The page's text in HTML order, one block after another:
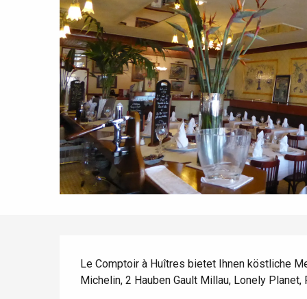
Die gesamte Agenda
Frühling
Wenn es regnet
Mit den Kindern
Unter Freunden
Trendige Orte
Bester Brunch
Restaurants mit
Aussicht
Aufenthalte am Meer
Aufenthalte mit dem
Zug
Fahrradaufenthalte
Le Comptoir à Huîtres bietet Ihnen köstliche
Michelin, 2 Hauben Gault Millau, Lonely